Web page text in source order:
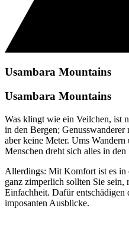
Usambara Mountains
Usambara Mountains
Was klingt wie ein Veilchen, ist
in den Bergen; Genusswanderer
aber keine Meter. Ums
Menschen dreht sich alles in
Allerdings: Mit Komfort ist es in
ganz zimperlich sollten Sie
Einfachheit. Dafür
imposanten Ausblicke.